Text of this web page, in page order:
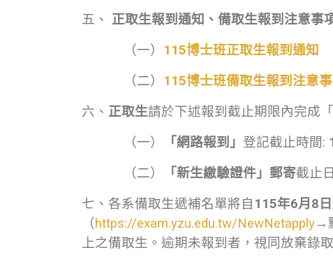
五、 正取生報到通知、備取生報到注意事
（一） 115博士班正取生報到通知
（二） 115博士班備取生報到注意
六、 正取生請於下述報到截止期限內完成
（一）
「網路報到」 登記截止時間:
（二）
「新生繳驗證件」郵寄截止
七、各系備取生遞補名單將自 115年6月 8
（https://exam.yzu.edu.tw/NewNetapply→
上之備取生。逾期未報到者，視同放棄錄